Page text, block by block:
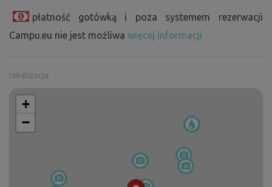
płatność gotówką i poza systemem rezerwacji
Campu.eu nie jest możliwa więcej informacji
lokalizacja
+
−